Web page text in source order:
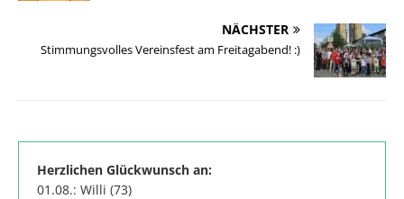
NÄCHSTER
Stimmungsvolles Vereinsfest am Freitagabend! :)
Herzlichen Glückwunsch an:
01.08.: Willi (73)